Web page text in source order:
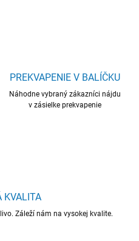
PREKVAPENIE V BALÍČKU
Náhodne vybraný zákazníci nájdu
v zásielke prekvapenie
KVALITA
Záleží nám na vysokej kvalite.